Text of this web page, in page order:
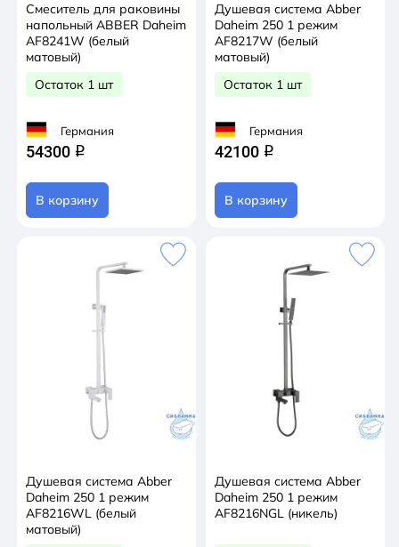
Смеситель для раковины
напольный ABBER Daheim
AF8241W (белый
матовый)
Остаток 1 шт
Германия
54300 q
В корзину
Душевая система Abber
Daheim 250 1 режим
AF8217W (белый
матовый)
Остаток 1 шт
Германия
42100 q
В корзину
Душевая система Abber
Daheim 250 1 режим
AF8216WL (белый
матовый)
Душевая система Abber
Daheim 250 1 режим
AF8216NGL (никель)